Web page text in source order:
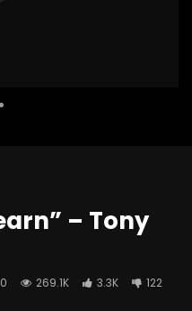
Problemowe
– Tony
0 269.1K 3.3K 122